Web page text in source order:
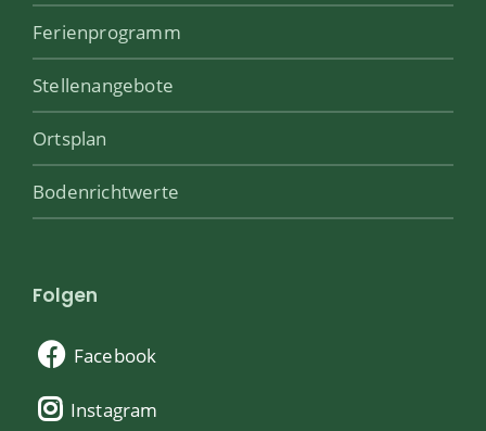
Ferienprogramm
Stellenangebote
Ortsplan
Bodenrichtwerte
Folgen
Facebook
Instagram